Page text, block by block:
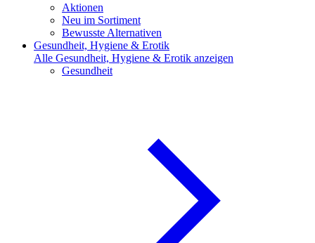
Aktionen
Neu im Sortiment
Bewusste Alternativen
Gesundheit, Hygiene & Erotik
Alle Gesundheit, Hygiene & Erotik anzeigen
Gesundheit